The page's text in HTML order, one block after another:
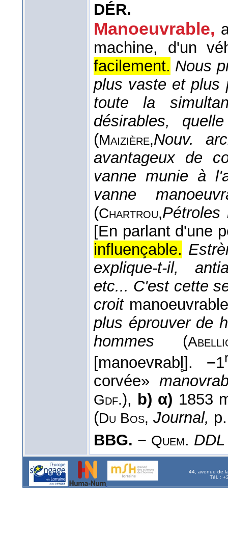
DÉR.
Manoeuvrable,
machine, d'un
facilement. Nous
plus vaste et plus
toute la
désirables,
(Maizière,Nouv.
avantageux de
vanne munie à
vanne
(Chartrou,Pétroles
[En parlant d'une
influençable.
explique-t-il,
etc... C'est cette
croit
plus éprouver de
hommes (
[manoevʀabl̥]. −1
corvée»
Gdf.), b) α) 1853
(Du Bos, Journal,
BBG. − Quem. DDL
44, avenue de
Tél. :